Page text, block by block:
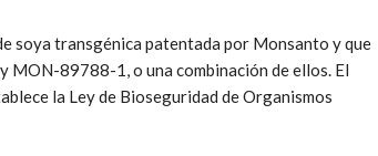
soya transgénica patentada por Monsanto y que
89788-1, o una combinación de ellos. El
la Ley de Bioseguridad de Organismos